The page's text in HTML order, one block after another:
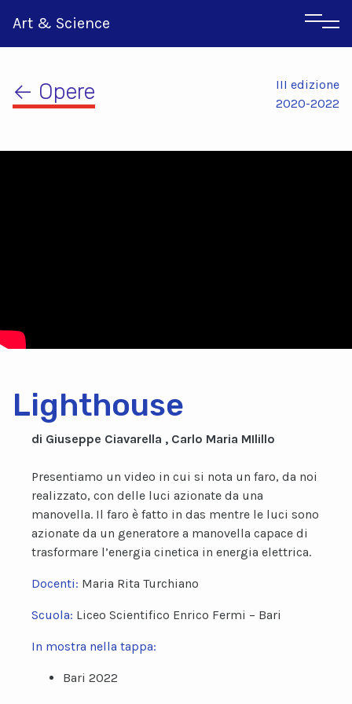
Art & Science
← Opere
III edizione
2020-2022
Lighthouse
di Giuseppe Ciavarella , Carlo Maria MIlillo
Presentiamo un video in cui si nota un faro, da noi
realizzato, con delle luci azionate da una
manovella. Il faro è fatto in das mentre le luci sono
azionate da un generatore a manovella capace di
trasformare l’energia cinetica in energia elettrica.
Docenti: Maria Rita Turchiano
Scuola: Liceo Scientifico Enrico Fermi – Bari
In mostra nella tappa:
Bari 2022